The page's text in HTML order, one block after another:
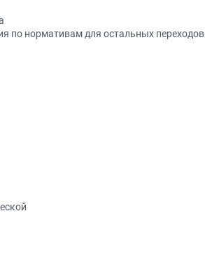
по нормативам для остальных переходов